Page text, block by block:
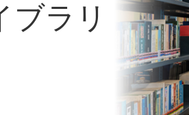
ブラリ